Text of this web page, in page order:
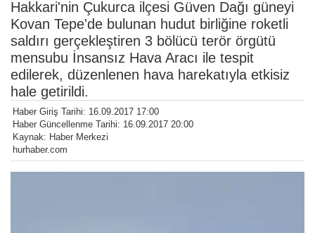
Hakkari'nin Çukurca ilçesi Güven Dağı güneyi
Kovan Tepe'de bulunan hudut birliğine roketli
saldırı gerçekleştiren 3 bölücü terör örgütü
mensubu İnsansız Hava Aracı ile tespit
edilerek, düzenlenen hava harekatıyla etkisiz
hale getirildi.
Haber Giriş Tarihi: 16.09.2017 17:00
Haber Güncellenme Tarihi: 16.09.2017 20:00
Kaynak: Haber Merkezi
hurhaber.com